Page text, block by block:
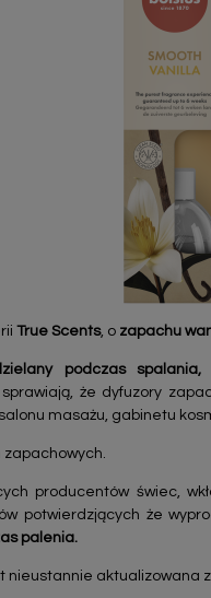
True Scents, o zapachu
podczas
że dyfuzory
masażu, gabinetu
zapachowych.
producentów świec,
potwierdzjących że
palenia.
aktualizowana